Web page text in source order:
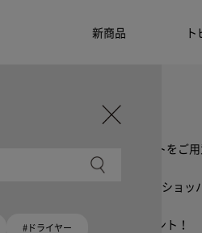
新商品
ント選びの参考に。
ーまたはギフトスリーブセットをご用
ジナルショッパー
ッパーを6サイズ、ピンク色のショ
リジナルショッパーをプレゼント！
#ドライヤー